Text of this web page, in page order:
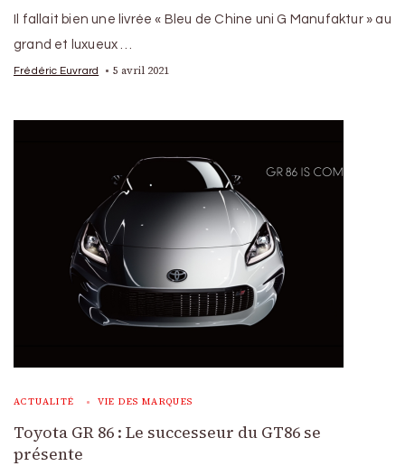
Il fallait bien une livrée « Bleu de Chine uni G Manufaktur » au
grand et luxueux …
Frédéric Euvrard 5 avril 2021
ACTUALITÉ VIE DES MARQUES
Toyota GR 86 : Le successeur du GT86 se
présente